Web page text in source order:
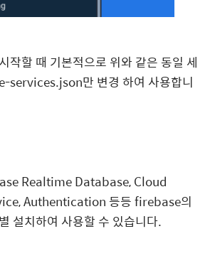
작할 때 기본적으로 위와 같은 동일 세
services.json만 변경 하여 사용합니
Realtime Database, Cloud
Authentication 등등 firebase의
설치하여 사용할 수 있습니다.